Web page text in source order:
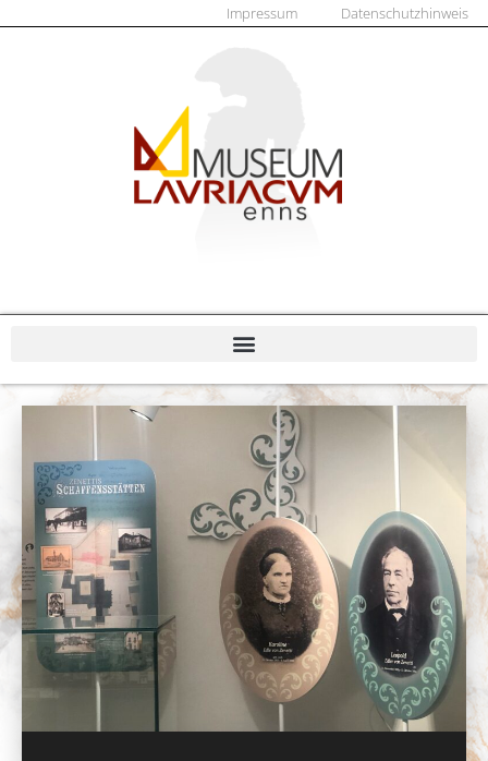
Impressum Datenschutzhinweis